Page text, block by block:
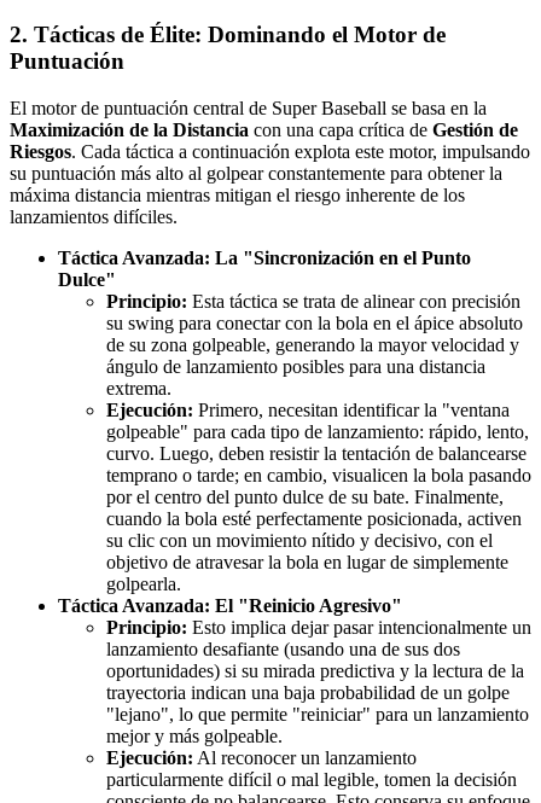
2. Tácticas de Élite: Dominando el Motor de
Puntuación
El motor de puntuación central de Super Baseball se basa en la
Maximización de la Distancia con una capa crítica de Gestión de
Riesgos. Cada táctica a continuación explota este motor, impulsando
su puntuación más alto al golpear constantemente para obtener la
máxima distancia mientras mitigan el riesgo inherente de los
lanzamientos difíciles.
Táctica Avanzada: La "Sincronización en el Punto
Dulce"
Principio: Esta táctica se trata de alinear con precisión
su swing para conectar con la bola en el ápice absoluto
de su zona golpeable, generando la mayor velocidad y
ángulo de lanzamiento posibles para una distancia
extrema.
Ejecución: Primero, necesitan identificar la "ventana
golpeable" para cada tipo de lanzamiento: rápido, lento,
curvo. Luego, deben resistir la tentación de balancearse
temprano o tarde; en cambio, visualicen la bola pasando
por el centro del punto dulce de su bate. Finalmente,
cuando la bola esté perfectamente posicionada, activen
su clic con un movimiento nítido y decisivo, con el
objetivo de atravesar la bola en lugar de simplemente
golpearla.
Táctica Avanzada: El "Reinicio Agresivo"
Principio: Esto implica dejar pasar intencionalmente un
lanzamiento desafiante (usando una de sus dos
oportunidades) si su mirada predictiva y la lectura de la
trayectoria indican una baja probabilidad de un golpe
"lejano", lo que permite "reiniciar" para un lanzamiento
mejor y más golpeable.
Ejecución: Al reconocer un lanzamiento
particularmente difícil o mal legible, tomen la decisión